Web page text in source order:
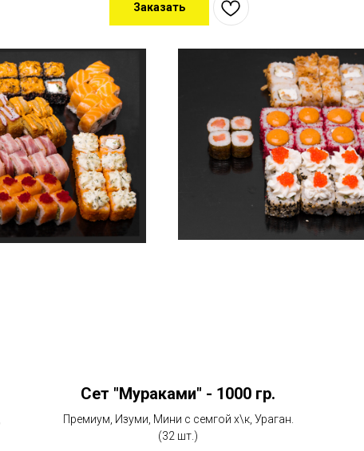
Заказать
Сет "Мураками" - 1000 гр.
Премиум, Изуми, Мини с семгой х\к, Ураган.
(32 шт.)